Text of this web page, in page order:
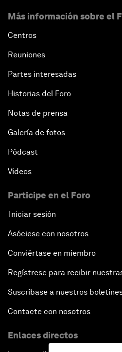
Más información sobre el
Centros
Reuniones
Partes interesadas
Historias del Foro
Notas de prensa
Galería de fotos
Pódcast
Vídeos
Participe en el Foro
Iniciar sesión
Asóciese con nosotros
Conviértase en miembro
Regístrese para recibir
Suscríbase a nuestros
Contacte con nosotros
Enlaces directos